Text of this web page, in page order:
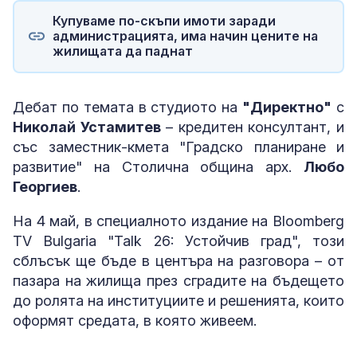
Купуваме по-скъпи имоти заради
администрацията, има начин цените на
жилищата да паднат
Дебат по темата в студиото на "Директно" с
Николай Устамитев– кредитен консултант, и
със заместник-кмета "Градско планиране и
развитие" на Столична община арх. Любо
Георгиев.
На 4 май, в специалното издание на Bloomberg
TV Bulgaria "Talk 26: Устойчив град", този
сблъсък ще бъде в центъра на разговора – от
пазара на жилища през сградите на бъдещето
до ролята на институциите и решенията, които
оформят средата, в която живеем.